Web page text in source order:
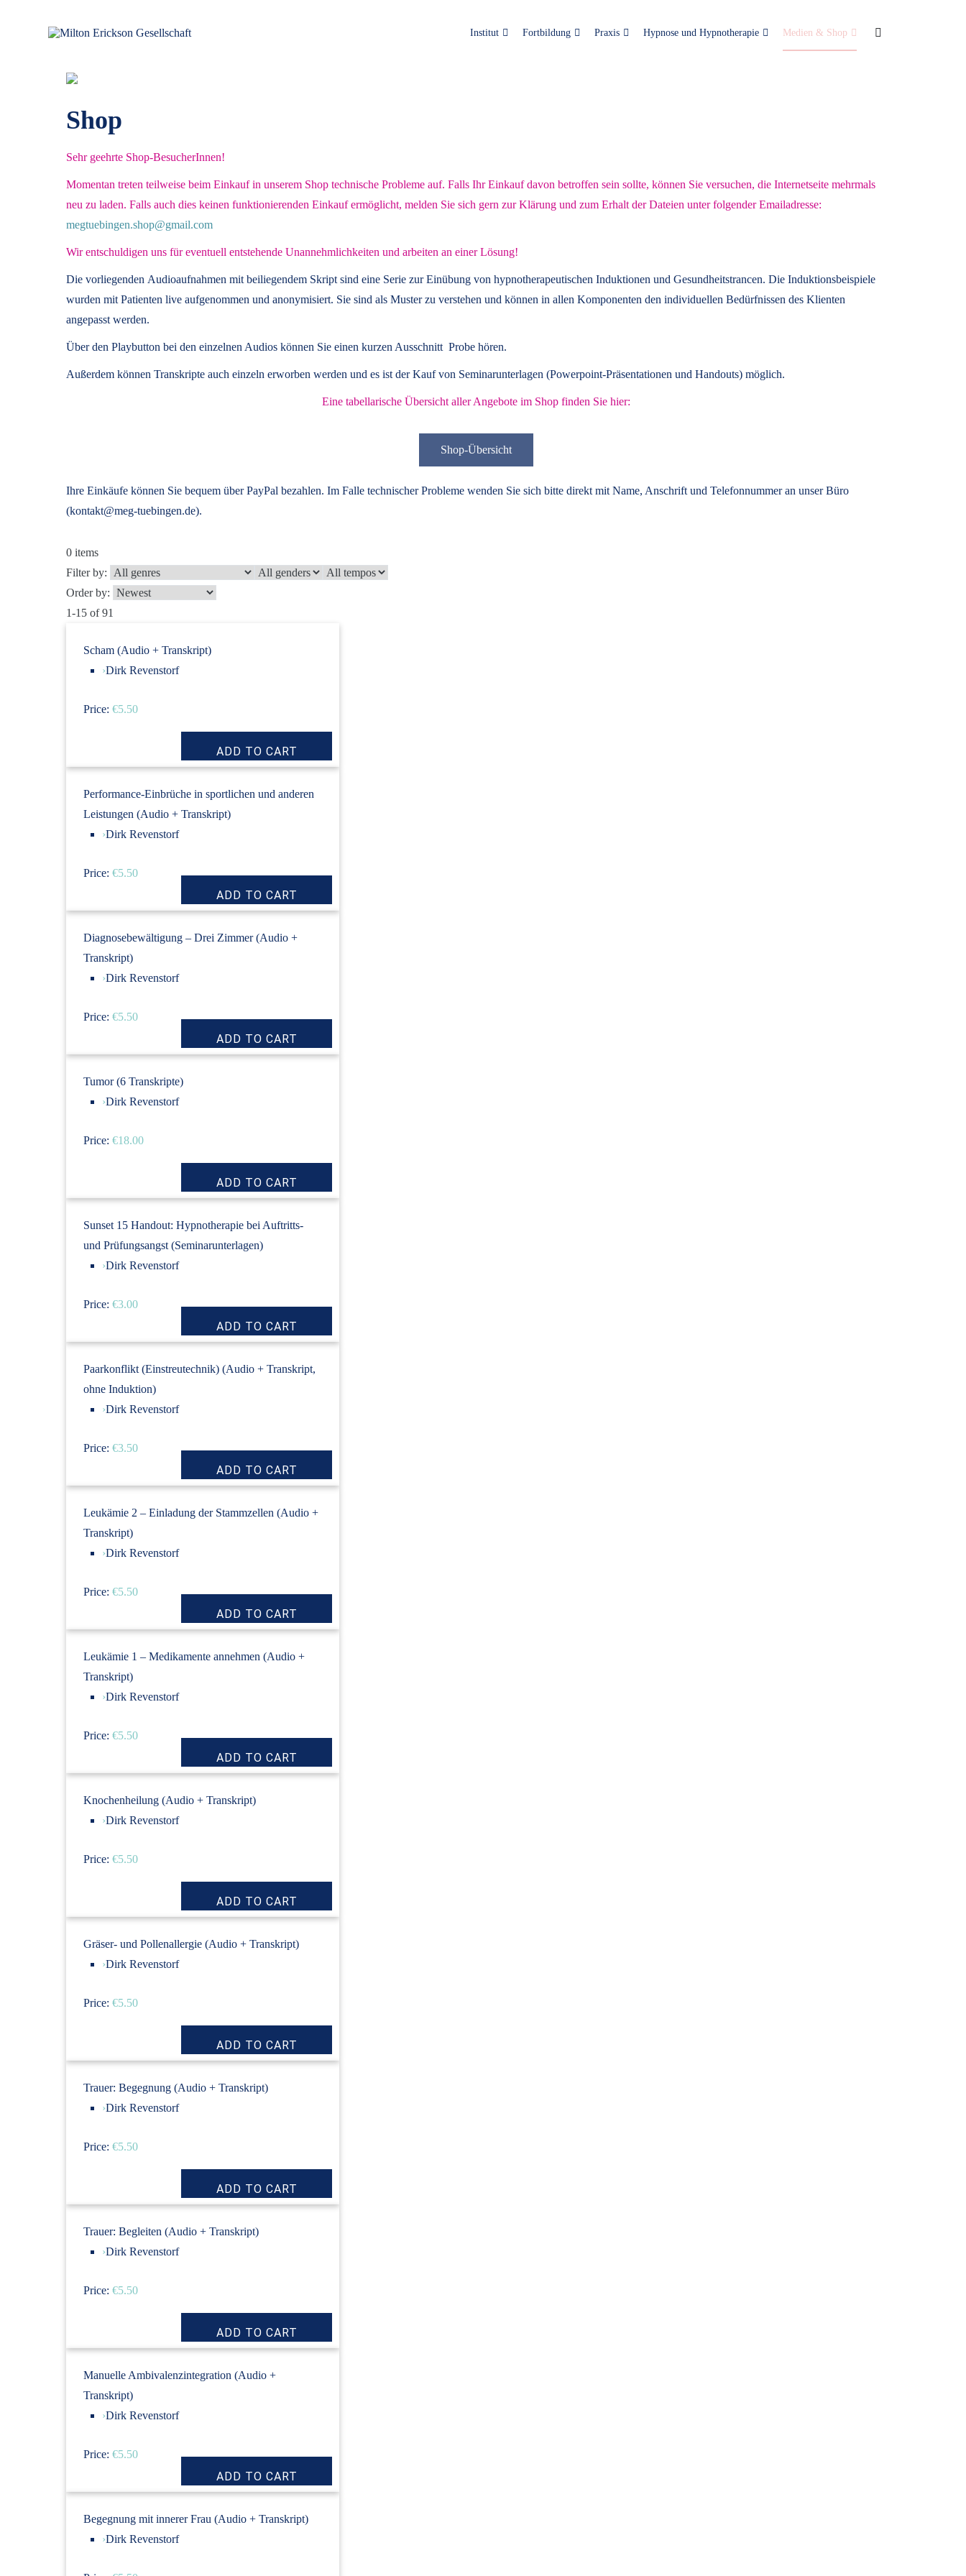
Institut Fortbildung Praxis Hypnose und Hypnotherapie Medien & Shop
Shop
Sehr geehrte Shop-BesucherInnen!
Momentan treten teilweise beim Einkauf in unserem Shop technische Probleme auf. Falls Ihr Einkauf davon betroffen sein sollte, können Sie versuchen, die Internetseite mehrmals
neu zu laden. Falls auch dies keinen funktionierenden Einkauf ermöglicht, melden Sie sich gern zur Klärung und zum Erhalt der Dateien unter folgender Emailadresse:
megtuebingen.shop@gmail.com
Wir entschuldigen uns für eventuell entstehende Unannehmlichkeiten und arbeiten an einer Lösung!
Die vorliegenden Audioaufnahmen mit beiliegendem Skript sind eine Serie zur Einübung von hypnotherapeutischen Induktionen und Gesundheitstrancen. Die Induktionsbeispiele
wurden mit Patienten live aufgenommen und anonymisiert. Sie sind als Muster zu verstehen und können in allen Komponenten den individuellen Bedürfnissen des Klienten
angepasst werden.
Über den Playbutton bei den einzelnen Audios können Sie einen kurzen Ausschnitt Probe hören.
Außerdem können Transkripte auch einzeln erworben werden und es ist der Kauf von Seminarunterlagen (Powerpoint-Präsentationen und Handouts) möglich.
Eine tabellarische Übersicht aller Angebote im Shop finden Sie hier:
Shop-Übersicht
Ihre Einkäufe können Sie bequem über PayPal bezahlen. Im Falle technischer Probleme wenden Sie sich bitte direkt mit Name, Anschrift und Telefonnummer an unser Büro
(kontakt@meg-tuebingen.de).
0 items
Filter by:
Order by:
1-15 of 91
Scham (Audio + Transkript)
›Dirk Revenstorf
Price: €5.50
Performance-Einbrüche in sportlichen und anderen
Leistungen (Audio + Transkript)
›Dirk Revenstorf
Price: €5.50
Diagnosebewältigung – Drei Zimmer (Audio +
Transkript)
›Dirk Revenstorf
Price: €5.50
Tumor (6 Transkripte)
›Dirk Revenstorf
Price: €18.00
Sunset 15 Handout: Hypnotherapie bei Auftritts-
und Prüfungsangst (Seminarunterlagen)
›Dirk Revenstorf
Price: €3.00
Paarkonflikt (Einstreutechnik) (Audio + Transkript,
ohne Induktion)
›Dirk Revenstorf
Price: €3.50
Leukämie 2 – Einladung der Stammzellen (Audio +
Transkript)
›Dirk Revenstorf
Price: €5.50
Leukämie 1 – Medikamente annehmen (Audio +
Transkript)
›Dirk Revenstorf
Price: €5.50
Knochenheilung (Audio + Transkript)
›Dirk Revenstorf
Price: €5.50
Gräser- und Pollenallergie (Audio + Transkript)
›Dirk Revenstorf
Price: €5.50
Trauer: Begegnung (Audio + Transkript)
›Dirk Revenstorf
Price: €5.50
Trauer: Begleiten (Audio + Transkript)
›Dirk Revenstorf
Price: €5.50
Manuelle Ambivalenzintegration (Audio +
Transkript)
›Dirk Revenstorf
Price: €5.50
Begegnung mit innerer Frau (Audio + Transkript)
›Dirk Revenstorf